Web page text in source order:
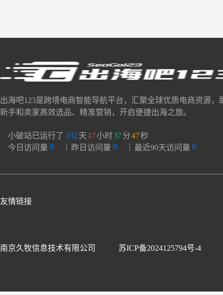
出海吧123是跨境电商智能导航平台，汇聚全球优质电商资源，
新手和卖家高效选品、精准营销，开启便捷出海之旅。
小破站已运行了 332 天 17小时37分48秒
今日访问量 0 | 昨日访问量 0 | 最近90天访问量 0
友情链接
南京久牧信息技术有限公司 苏ICP备2024125794号-4